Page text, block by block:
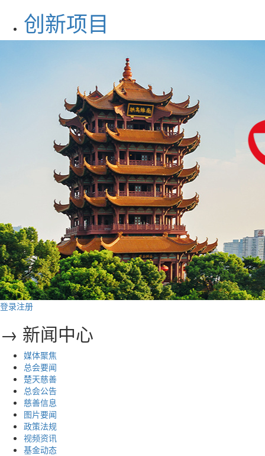
创新项目
登录注册
→ 新闻中心
媒体聚焦
总会要闻
楚天慈善
总会公告
慈善信息
图片要闻
政策法规
视频资讯
基金动态